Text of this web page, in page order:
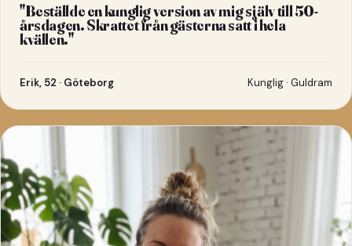
"Beställde en kunglig version av mig själv till 50-
årsdagen. Skrattet från gästerna satt i hela
kvällen."
Erik, 52 · Göteborg Kunglig · Guldram